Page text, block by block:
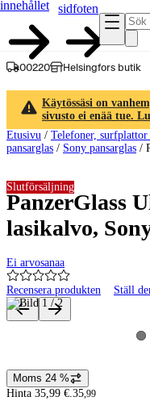
innehållet
sidfoten
00220 Helsingfors butik
Käytössäsi on
sivusto ei enää tue.
Etusivu / Telefoner,
pansarglas / Sony pansarglas /
PanzerGlass
lasikalvo,
Ei arvosanaa
Recensera produkten Ställ
Slutförsäljning
Produktbilder och
Prisinformation
Moms 24 %
Hinta 35,99 €. 35,99